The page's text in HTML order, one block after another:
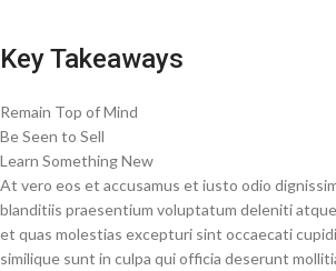
Key Takeaways
Remain Top of Mind
Be Seen to Sell
Learn Something New
At vero eos et accusamus et iusto odio
blanditiis praesentium voluptatum deleniti
et quas molestias excepturi sint occaecati
similique sunt in culpa qui officia deserunt